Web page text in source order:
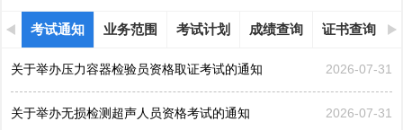
考试通知 业务范围 考试计划 成绩查询 证书查询
关于举办压力容器检验员资格取证考试的通知 2026-07-31
关于举办无损检测超声人员资格考试的通知 2026-07-31